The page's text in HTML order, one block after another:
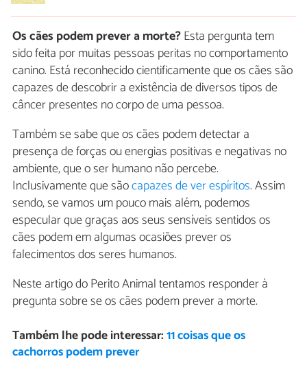
Os cães podem prever a morte?Esta pergunta tem
sido feita por muitas pessoas peritas no comportamento
canino. Está reconhecido cientificamente que os cães são
capazes de descobrir a existência de diversos tipos de
câncer presentes no corpo de uma pessoa.
Também se sabe que os cães podem detectar a
presença de forças ou energias positivas e negativas no
ambiente, que o ser humano não percebe.
Inclusivamente que sãocapazes de ver espíritos. Assim
sendo, se vamos um pouco mais além, podemos
especular que graças aos seus sensíveis sentidos os
cães podem em algumas ocasiões prever os
falecimentos dos seres humanos.
Neste artigo do Perito Animal tentamos responder à
pregunta sobre se os cães podem prever a morte.
Também lhe pode interessar:11 coisas que os
cachorros podem prever